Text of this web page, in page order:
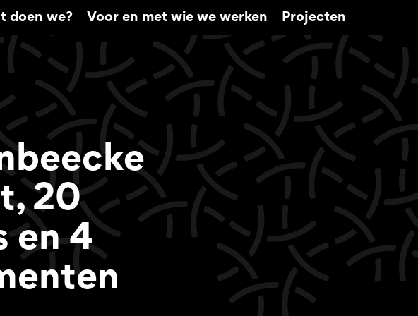
doen we? Voor en met wie we werken Projecten
20
en 4